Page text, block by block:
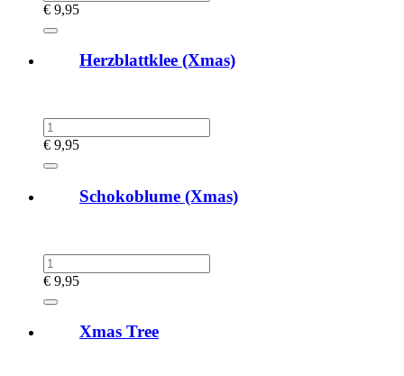
€ 9,95
Herzblattklee (Xmas)
€ 9,95
Schokoblume (Xmas)
€ 9,95
Xmas Tree